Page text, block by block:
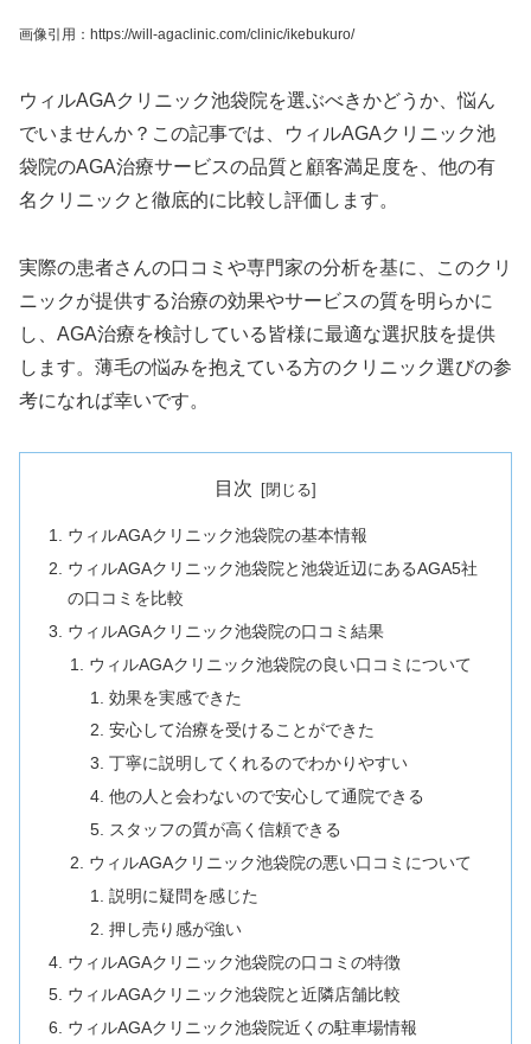
画像引用：https://will-agaclinic.com/clinic/ikebukuro/
ウィルAGAクリニック池袋院を選ぶべきかどうか、悩ん
でいませんか？この記事では、ウィルAGAクリニック池
袋院のAGA治療サービスの品質と顧客満足度を、他の有
名クリニックと徹底的に比較し評価します。
実際の患者さんの口コミや専門家の分析を基に、このクリ
ニックが提供する治療の効果やサービスの質を明らかに
し、AGA治療を検討している皆様に最適な選択肢を提供
します。薄毛の悩みを抱えている方のクリニック選びの参
考になれば幸いです。
目次
ウィルAGAクリニック池袋院の基本情報
ウィルAGAクリニック池袋院と池袋近辺にあるAGA5社
の口コミを比較
ウィルAGAクリニック池袋院の口コミ結果
ウィルAGAクリニック池袋院の良い口コミについて
効果を実感できた
安心して治療を受けることができた
丁寧に説明してくれるのでわかりやすい
他の人と会わないので安心して通院できる
スタッフの質が高く信頼できる
ウィルAGAクリニック池袋院の悪い口コミについて
説明に疑問を感じた
押し売り感が強い
ウィルAGAクリニック池袋院の口コミの特徴
ウィルAGAクリニック池袋院と近隣店舗比較
ウィルAGAクリニック池袋院近くの駐車場情報